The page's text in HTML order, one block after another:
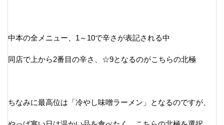
中本の全メニュー、1～10で辛さが表記される中
同店で上から2番目の辛さ、☆9となるのがこちらの北極
ちなみに最高位は「冷やし味噌ラーメン」となるのですが、